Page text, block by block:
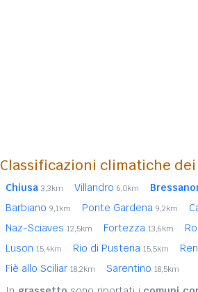
Classificazioni climatiche
Chiusa 3,3km Villandro 6,0km
Barbiano 9,1km Ponte Gardena 9,2km
Naz-Sciaves 12,5km Fortezza 13,6km
Luson 15,4km Rio di Pusteria 15,5km
Fiè allo Sciliar 18,2km Sarentino 18,5km